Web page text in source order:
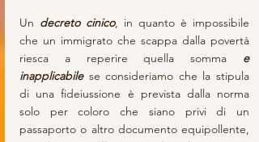
Un decreto cinico, in quanto è impossibile
che un immigrato che scappa dalla povertà
riesca a reperire quella somma e
inapplicabile se consideriamo che la stipula
di una fideiussione è prevista dalla norma
solo per coloro che siano privi di un
passaporto o altro documento equipollente,